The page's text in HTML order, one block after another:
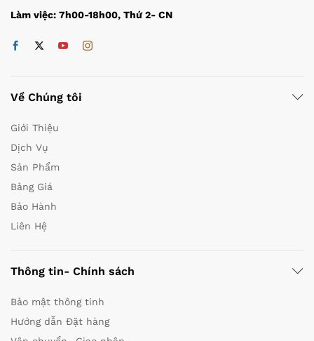
Làm việc: 7h00-18h00, Thứ 2- CN
Về Chúng tôi
Giới Thiệu
Dịch Vụ
Sản Phẩm
Bảng Giá
Bảo Hành
Liên Hệ
Thông tin- Chính sách
Bảo mật thông tinh
Hướng dẫn Đặt hàng